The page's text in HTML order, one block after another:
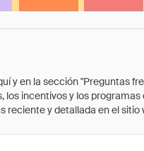
y en la sección "Preguntas
incentivos y los
y detallada en el sitio